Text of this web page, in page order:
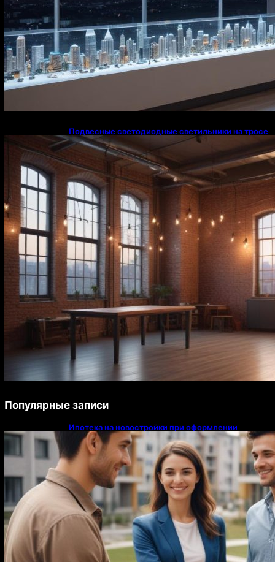
Подвесные светодиодные светильники на тросе
Популярные записи
Ипотека на новостройки при оформлении
напрямую у застройщика